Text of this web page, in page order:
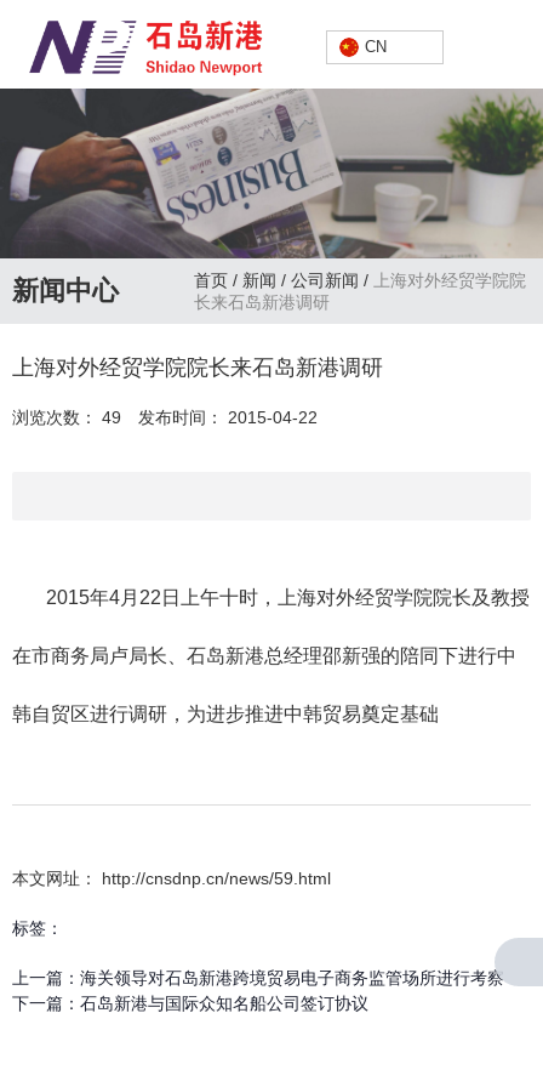
中文
CN
新闻中心 首页 / 新闻 / 公司新闻 / 上海对外经贸学院院
长来石岛新港调研
上海对外经贸学院院长来石岛新港调研
浏览次数： 49 发布时间： 2015-04-22
2015年4月22日上午十时，上海对外经贸学院院长及教授
在市商务局卢局长、石岛新港总经理邵新强的陪同下进行中
韩自贸区进行调研，为进步推进中韩贸易奠定基础
本文网址： http://cnsdnp.cn/news/59.html
标签：
上一篇： 海关领导对石岛新港跨境贸易电子商务监管场所进行考察
下一篇： 石岛新港与国际众知名船公司签订协议